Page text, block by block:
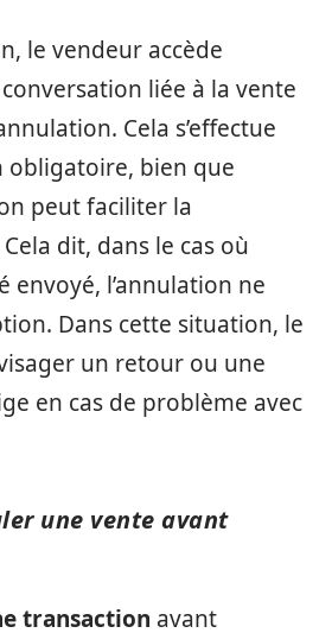
le vendeur accède
liée à la vente
Cela s’effectue
obligatoire, bien que
peut faciliter la
dit, dans le cas où
envoyé, l’annulation ne
Dans cette situation, le
un retour ou une
en cas de problème avec
une vente avant
transaction avant